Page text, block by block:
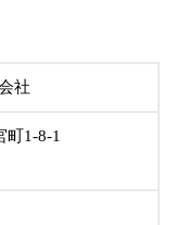
社
町1-8-1